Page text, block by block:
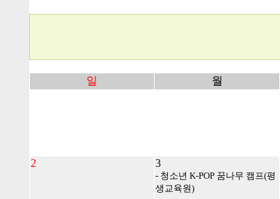
일 월
2 3
- 청소년 K-POP 꿈나무 캠프(평
생교육원)